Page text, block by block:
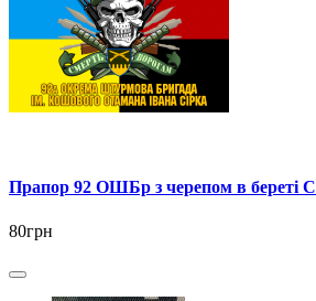
Прапор 92 ОШБр з черепом в береті
80грн